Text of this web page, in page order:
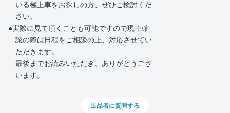
いる極上車をお探しの方、ぜひご検討くだ
さい。
●実際に見て頂くことも可能ですので現車確
認の際は日程をご相談の上、対応させてい
ただきます。
最後までお読みいただき、ありがとうござ
います。
出品者に質問する